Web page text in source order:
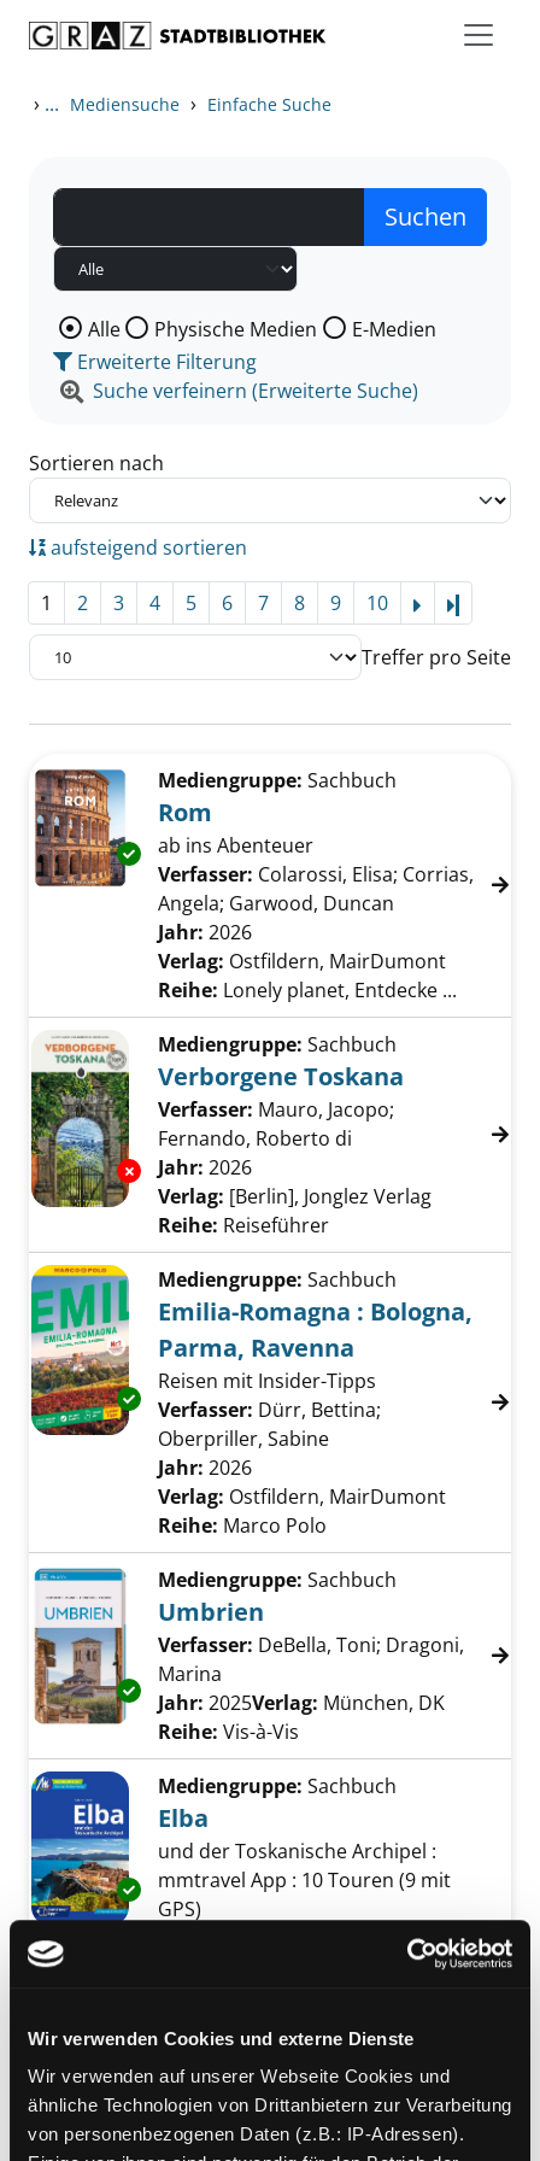
Wir verwenden Cookies und externe Dienste
Wir verwenden auf unserer Webseite Cookies und
ähnliche Technologien von Drittanbietern zur Verarbeitung
von personenbezogenen Daten (z.B.: IP-Adressen).
› ... Mediensuche › Einfache Suche
Wählen Sie die Medienart nach der Sie suchen wollen.
Alle Physische Medien
E-Medien
Erweiterte Filterung
Suche verfeinern (Erweiterte Suche)
Sortieren nach
aufsteigend sortieren
1 2 3 4 5 6 7 8 9 10
Treffer pro Seite
Zu den Suchfiltern springen
Exemplar-Details von Rom anzeigen
Mediengruppe: Sachbuch
Rom
ab ins Abenteuer
Verfasser: Colarossi, Elisa; Corrias,
Angela; Garwood, Duncan
Jahr: 2026
Verlag: Ostfildern, MairDumont
Reihe: Lonely planet, Entdecke ...
Exemplar-Details von Verborgene Toskana
Mediengruppe: Sachbuch
Verborgene Toskana
Verfasser: Mauro, Jacopo;
Fernando, Roberto di Suche nach diesem
Jahr: 2026
Verlag: [Berlin], Jonglez Verlag
Reihe: Reiseführer
Exemplar-Details von Emilia-Romagna :
Mediengruppe: Sachbuch
Emilia-Romagna : Bologna,
Parma, Ravenna
Reisen mit Insider-Tipps
Verfasser: Dürr, Bettina;
Oberpriller, Sabine
Jahr: 2026
Verlag: Ostfildern, MairDumont
Reihe: Marco Polo
Exemplar-Details von Umbrien anzeigen
Mediengruppe: Sachbuch
Umbrien
Verfasser: DeBella, Toni; Dragoni,
Marina
Jahr: 2025Verlag: München, DK
Reihe: Vis-à-Vis
Exemplar-Details von Elba anzeigen
Mediengruppe: Sachbuch
Elba
und der Toskanische Archipel :
mmtravel App : 10 Touren (9 mit
GPS)
Verlag: Erlangen, Michael Müller
Verlag
Reihe: MM-Reisen, Individuell reisen